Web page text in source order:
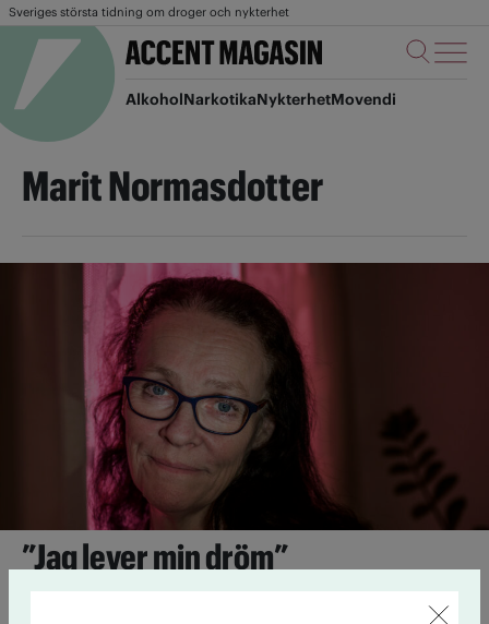
Sveriges största tidning om droger och nykterhet
AlkoholNarkotikaNykterhetMovendi
Marit Normasdotter
”Jag lever min dröm”
19 december 2023Marit Normasdotters
samhällsengagemang har alltid varit starkt – även när hon var